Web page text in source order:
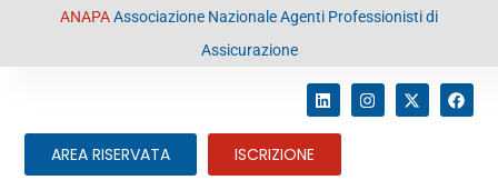
contenutoANAPAAssociazione Nazionale Agenti Professionisti di
Assicurazione
AREA RISERVATA ISCRIZIONE